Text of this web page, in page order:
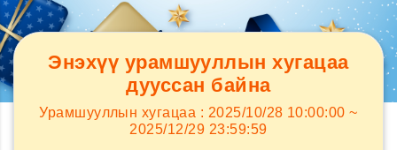
Энэхүү урамшууллын хугацаа
дууссан байна
Урамшууллын хугацаа : 2025/10/28 10:00:00 ~
2025/12/29 23:59:59